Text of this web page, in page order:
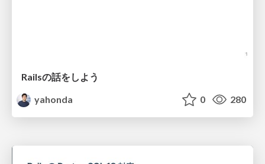
Railsの話をしよう
yahonda
0 280